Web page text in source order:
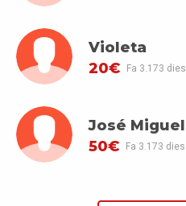
Violeta
20€
Fa 3.173 dies
José Miguel
50€
Fa 3.173 dies